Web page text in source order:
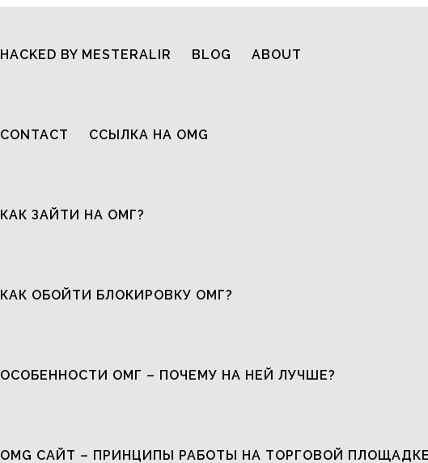
HACKED BY MESTERALIR BLOG ABOUT
CONTACT ССЫЛКА НА OMG
КАК ЗАЙТИ НА ОМГ?
КАК ОБОЙТИ БЛОКИРОВКУ ОМГ?
ОСОБЕННОСТИ ОМГ – ПОЧЕМУ НА НЕЙ ЛУЧШЕ?
OMG САЙТ – ПРИНЦИПЫ РАБОТЫ НА ТОРГОВОЙ